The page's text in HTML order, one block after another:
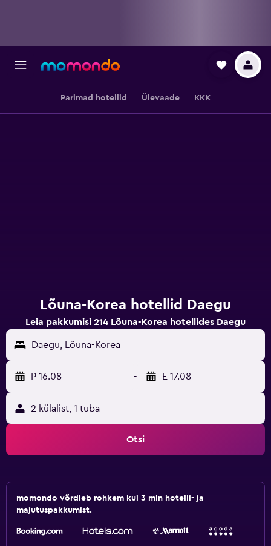
Parimad hotellid Ülevaade KKK
Lõuna-Korea hotellid Daegu
Leia pakkumisi 214 Lõuna-Korea hotellides Daegu
Daegu, Lõuna-Korea
P 16.08 - E 17.08
2 külalist, 1 tuba
Otsi
momondo võrdleb rohkem kui 3 mln hotelli- ja
majutuspakkumist.